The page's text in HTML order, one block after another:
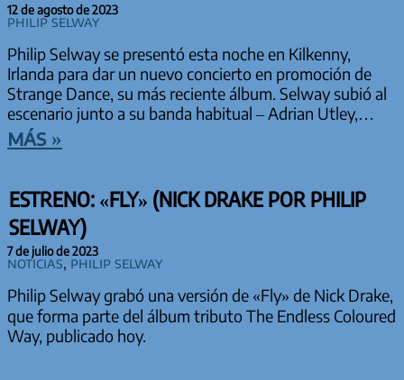
12 de agosto de 2023
Philip Selway
Philip Selway se presentó esta noche en Kilkenny,
Irlanda para dar un nuevo concierto en promoción de
Strange Dance, su más reciente álbum. Selway subió al
escenario junto a su banda habitual – Adrian Utley,…
más »
ESTRENO: «FLY» (NICK DRAKE POR PHILIP
SELWAY)
7 de julio de 2023
Noticias, Philip Selway
Philip Selway grabó una versión de «Fly» de Nick Drake,
que forma parte del álbum tributo The Endless Coloured
Way, publicado hoy.